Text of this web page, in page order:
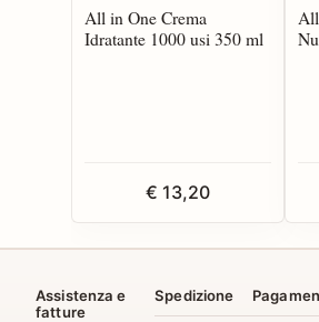
All in One Crema
Idratante 1000 usi 350 ml
€ 13,20
Assistenza e
fatture
Spedizione